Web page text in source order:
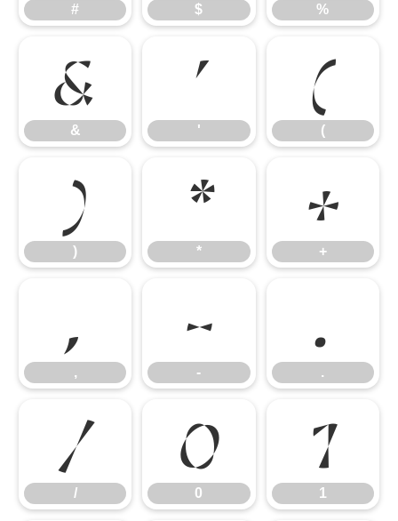
# $ %
&
&
'
'
(
(
)
)
*
*
+
+
,
,
-
-
.
.
/
/
0
0
1
1